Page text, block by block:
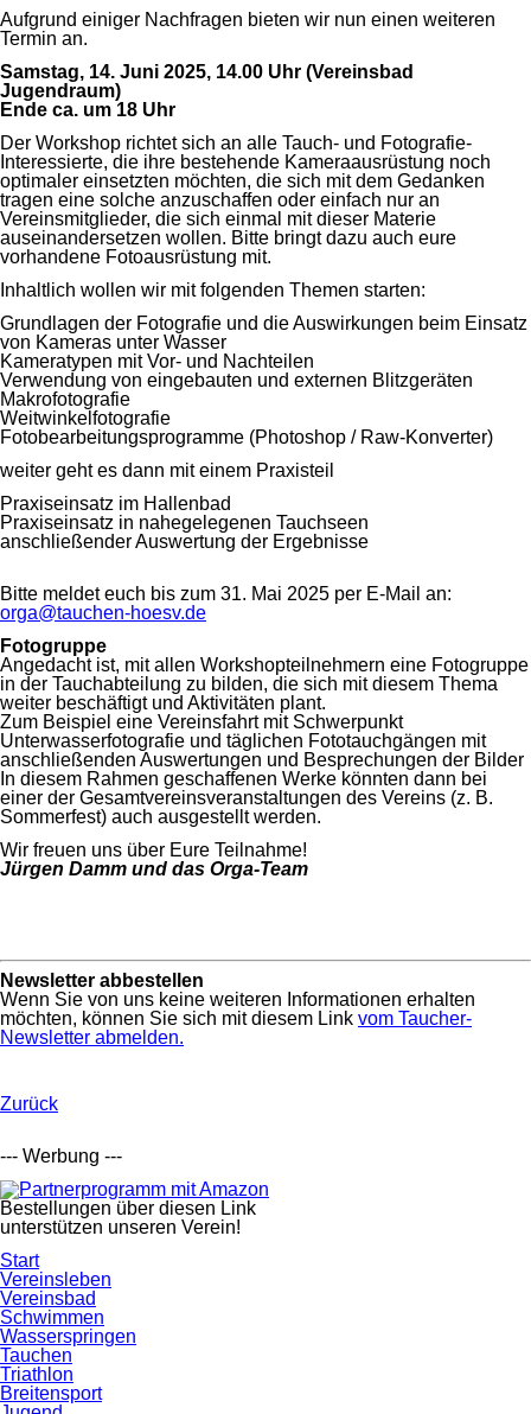
Aufgrund einiger Nachfragen bieten wir nun einen weiteren
Termin an.
Samstag, 14. Juni 2025, 14.00 Uhr (Vereinsbad
Jugendraum)
Ende ca. um 18 Uhr
Der Workshop richtet sich an alle Tauch- und Fotografie-
Interessierte, die ihre bestehende Kameraausrüstung noch
optimaler einsetzten möchten, die sich mit dem Gedanken
tragen eine solche anzuschaffen oder einfach nur an
Vereinsmitglieder, die sich einmal mit dieser Materie
auseinandersetzen wollen. Bitte bringt dazu auch eure
vorhandene Fotoausrüstung mit.
Inhaltlich wollen wir mit folgenden Themen starten:
Grundlagen der Fotografie und die Auswirkungen beim Einsatz
von Kameras unter Wasser
Kameratypen mit Vor- und Nachteilen
Verwendung von eingebauten und externen Blitzgeräten
Makrofotografie
Weitwinkelfotografie
Fotobearbeitungsprogramme (Photoshop / Raw-Konverter)
weiter geht es dann mit einem Praxisteil
Praxiseinsatz im Hallenbad
Praxiseinsatz in nahegelegenen Tauchseen
anschließender Auswertung der Ergebnisse
Bitte meldet euch bis zum 31. Mai 2025 per E-Mail an:
orga@tauchen-hoesv.de
Fotogruppe
Angedacht ist, mit allen Workshopteilnehmern eine Fotogruppe
in der Tauchabteilung zu bilden, die sich mit diesem Thema
weiter beschäftigt und Aktivitäten plant.
Zum Beispiel eine Vereinsfahrt mit Schwerpunkt
Unterwasserfotografie und täglichen Fototauchgängen mit
anschließenden Auswertungen und Besprechungen der Bilder
In diesem Rahmen geschaffenen Werke könnten dann bei
einer der Gesamtvereinsveranstaltungen des Vereins (z. B.
Sommerfest) auch ausgestellt werden.
Wir freuen uns über Eure Teilnahme!
Jürgen Damm und das Orga-Team
Newsletter abbestellen
Wenn Sie von uns keine weiteren Informationen erhalten
möchten, können Sie sich mit diesem Link vom Taucher-
Newsletter abmelden.
Zurück
--- Werbung ---
Bestellungen über diesen Link
unterstützen unseren Verein!
Navigation
überspringen
Start
Vereinsleben
Vereinsbad
Schwimmen
Wasserspringen
Tauchen
Triathlon
Breitensport